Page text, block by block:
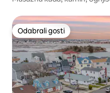
Odabrali gosti
Odabrali gosti